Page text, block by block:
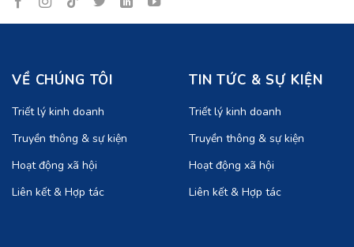
VỀ CHÚNG TÔI
Triết lý kinh doanh
Truyền thông & sự kiện
Hoạt động xã hội
Liên kết & Hợp tác
TIN TỨC & SỰ KIỆN
Triết lý kinh doanh
Truyền thông & sự kiện
Hoạt động xã hội
Liên kết & Hợp tác